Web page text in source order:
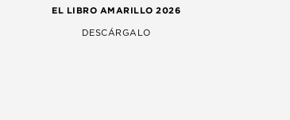
EL LIBRO AMARILLO 2026
DESCÁRGALO